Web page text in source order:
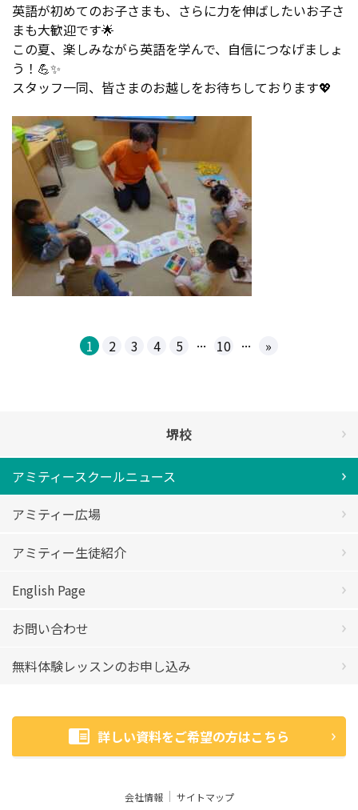
英語が初めてのお子さまも、さらに力を伸ばしたいお子さ
まも大歓迎です🌟
この夏、楽しみながら英語を学んで、自信につなげましょ
う！💪✨
スタッフ一同、皆さまのお越しをお待ちしております💖
1 2 3 4 5 ... 10 ... »
堺校
アミティースクールニュース
アミティー広場
アミティー生徒紹介
English Page
お問い合わせ
無料体験レッスンのお申し込み
詳しい資料をご希望の方はこちら
会社情報 サイトマップ